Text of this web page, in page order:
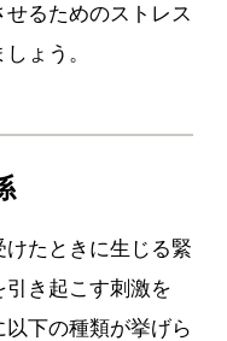
るためのストレス
ょう。
たときに生じる緊
き起こす刺激を
以下の種類が挙げら